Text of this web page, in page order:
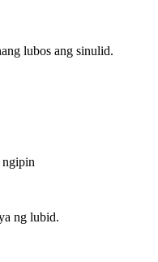
lubos ang sinulid.
ngipin
ng lubid.